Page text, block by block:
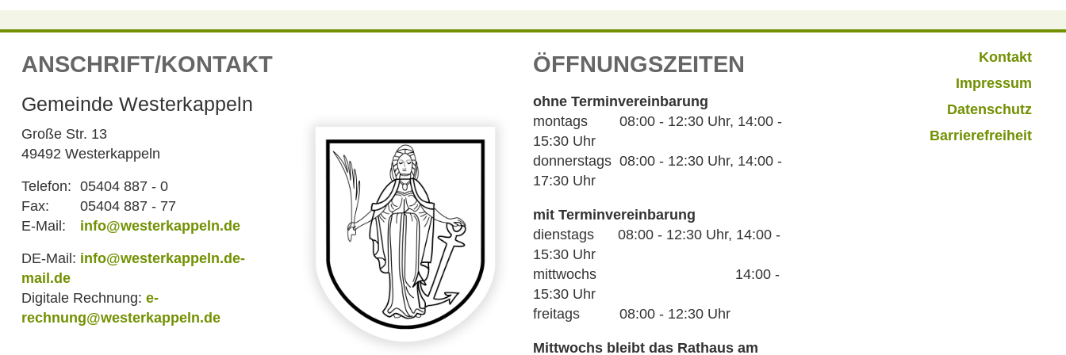
ANSCHRIFT/KONTAKT
Gemeinde Westerkappeln
Große Str. 13
49492 Westerkappeln
Telefon: 05404 887 - 0
Fax:
05404 887 - 77
E-Mail:
info@westerkappeln.de
DE-Mail: info@westerkappeln.de-
mail.de
Digitale Rechnung: e-
rechnung@westerkappeln.de
ÖFFNUNGSZEITEN
ohne Terminvereinbarung
montags 08:00 - 12:30 Uhr, 14:00 -
15:30 Uhr
donnerstags 08:00 - 12:30 Uhr, 14:00 -
17:30 Uhr
mit Terminvereinbarung
dienstags 08:00 - 12:30 Uhr, 14:00 -
15:30 Uhr
mittwochs 14:00 -
15:30 Uhr
freitags 08:00 - 12:30 Uhr
Mittwochs bleibt das Rathaus am
Kontakt
Impressum
Datenschutz
Barrierefreiheit